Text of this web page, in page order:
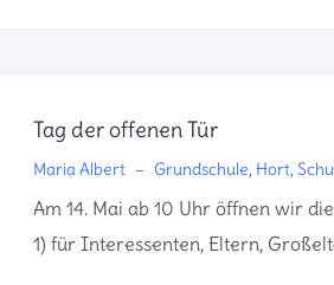
Tag der offenen Tür
Maria Albert – Grundschule, Hort,
Am 14. Mai ab 10 Uhr öffnen wir
1) für Interessenten, Eltern,